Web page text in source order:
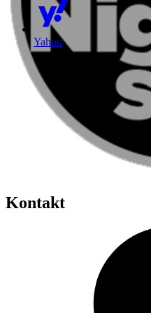
Yahoo
Kontakt